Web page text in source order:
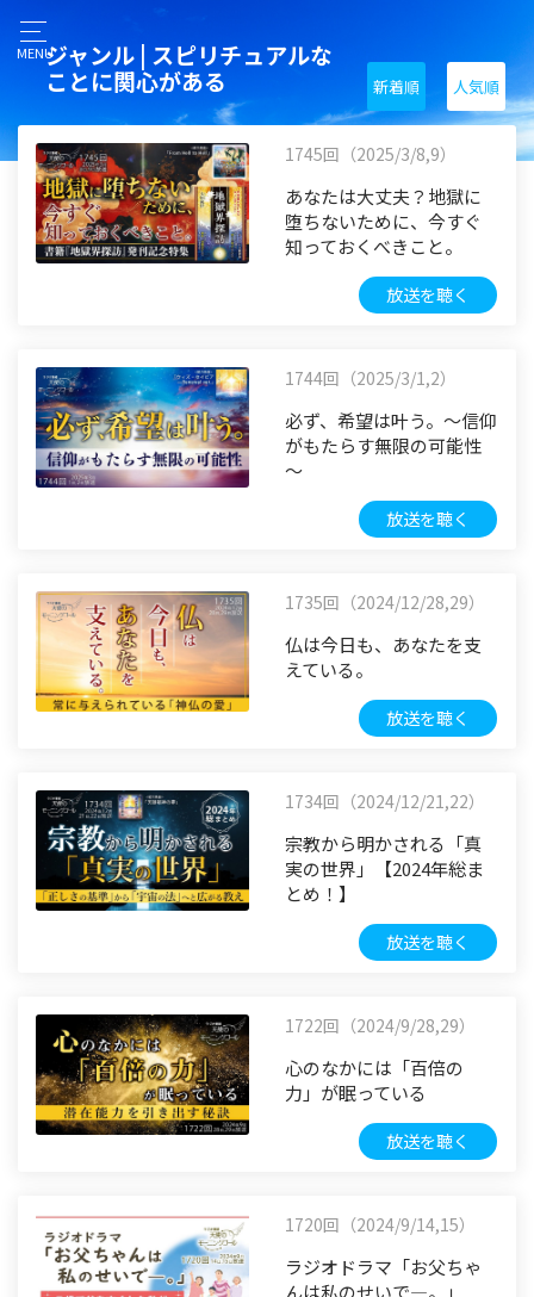
MENUジャンル | スピリチュアルな
ことに関心がある
新着順 人気順
1745回（2025/3/8,9）
あなたは大丈夫？地獄に
堕ちないために、今すぐ
知っておくべきこと。
放送を聴く
1744回（2025/3/1,2）
必ず、希望は叶う。～信仰
がもたらす無限の可能性
～
放送を聴く
1735回（2024/12/28,29）
仏は今日も、あなたを支
えている。
放送を聴く
1734回（2024/12/21,22）
宗教から明かされる「真
実の世界」【2024年総ま
とめ！】
放送を聴く
1722回（2024/9/28,29）
心のなかには「百倍の
力」が眠っている
放送を聴く
1720回（2024/9/14,15）
ラジオドラマ「お父ちゃ
んは私のせいで―。」